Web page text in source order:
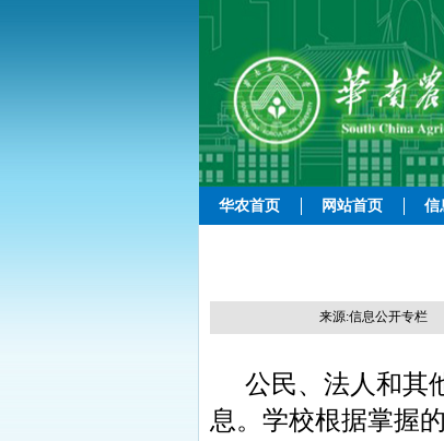
华农首页 网站首页 信
来源:信息公开专栏
公民、法人和其
息。学校根据掌握